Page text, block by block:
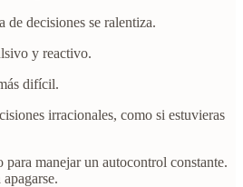
de decisiones se ralentiza.
y reactivo.
difícil.
irracionales, como si estuvieras
para manejar un autocontrol constante.